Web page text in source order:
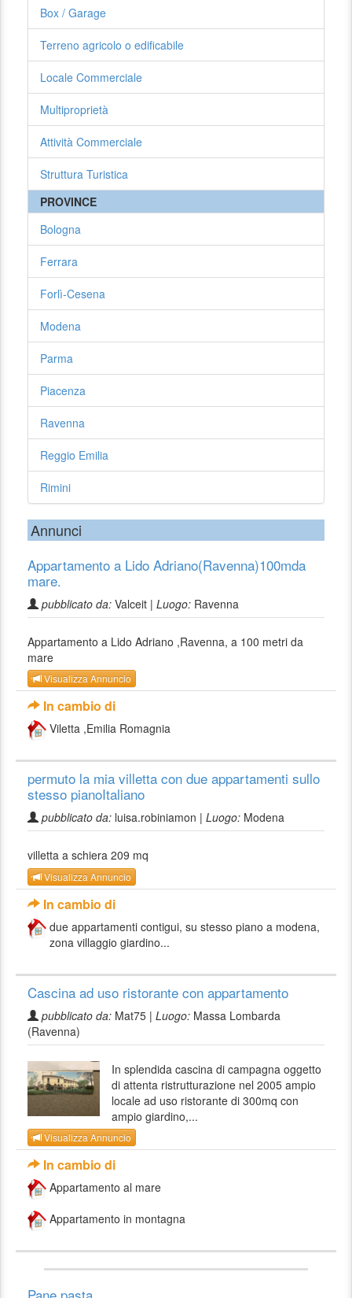
Box / Garage
Terreno agricolo o edificabile
Locale Commerciale
Multiproprietà
Attività Commerciale
Struttura Turistica
PROVINCE
Bologna
Ferrara
Forlì-Cesena
Modena
Parma
Piacenza
Ravenna
Reggio Emilia
Rimini
Annunci
Appartamento a Lido Adriano(Ravenna)100mda
mare.
pubblicato da: Valceit | Luogo: Ravenna
Appartamento a Lido Adriano ,Ravenna, a 100 metri da
mare
Visualizza Annuncio
In cambio di
Viletta ,Emilia Romagnia
permuto la mia villetta con due appartamenti sullo
stesso pianoItaliano
pubblicato da: luisa.robiniamon | Luogo: Modena
villetta a schiera 209 mq
Visualizza Annuncio
In cambio di
due appartamenti contigui, su stesso piano a modena,
zona villaggio giardino...
Cascina ad uso ristorante con appartamento
pubblicato da: Mat75 | Luogo: Massa Lombarda
(Ravenna)
In splendida cascina di campagna oggetto
di attenta ristrutturazione nel 2005 ampio
locale ad uso ristorante di 300mq con
ampio giardino,...
Visualizza Annuncio
In cambio di
Appartamento al mare
Appartamento in montagna